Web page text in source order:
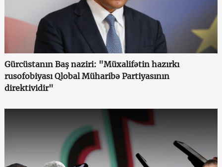
Gürcüstanın Baş naziri: "Müxalifətin hazırkı
rusofobiyası Qlobal Müharibə Partiyasının
direktividir"